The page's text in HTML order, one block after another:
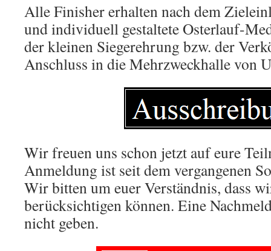
Alle Finisher erhalten nach dem
und individuell gestaltete Osterlauf-
der kleinen Siegerehrung bzw. der
Anschluss in die Mehrzweckhalle von
Wir freuen uns schon jetzt auf eure
Anmeldung ist seit dem vergangenen
Wir bitten um euer Verständnis, dass
berücksichtigen können. Eine
nicht geben.